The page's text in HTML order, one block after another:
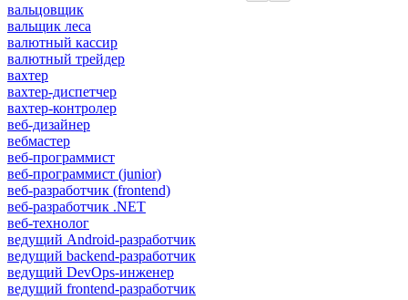
вальцовщик
вальщик леса
валютный кассир
валютный трейдер
вахтер
вахтер-диспетчер
вахтер-контролер
веб-дизайнер
вебмастер
веб-программист
веб-программист (junior)
веб-разработчик (frontend)
веб-разработчик .NET
веб-технолог
ведущий Android-разработчик
ведущий backend-разработчик
ведущий DevOps-инженер
ведущий frontend-разработчик